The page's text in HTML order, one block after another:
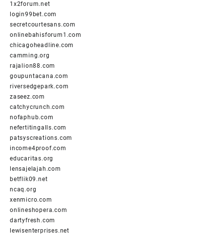
1x2forum.net
login99bet.com
secretcourtesans.com
onlinebahisforum1.com
chicagoheadline.com
camming.org
rajalion88.com
goupuntacana.com
riversedgepark.com
zaseez.com
catchycrunch.com
nofaphub.com
nefertitingalls.com
patsyscreations.com
income4proof.com
educaritas.org
lensajelajah.com
betflik09.net
ncaq.org
xenmicro.com
onlineshopera.com
dartyfresh.com
lewisenterprises.net